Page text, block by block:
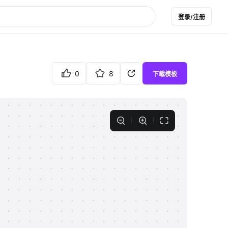
登录/注册
0 8 下载模板